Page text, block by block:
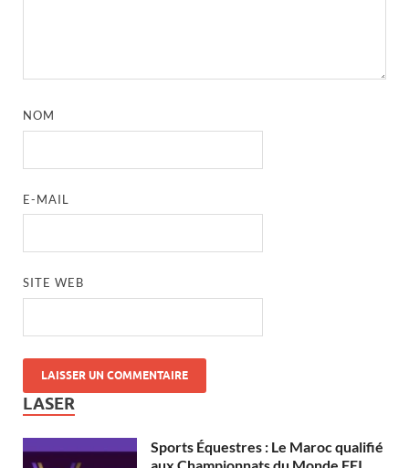
NOM
E-MAIL
SITE WEB
LASER
Sports Équestres : Le Maroc qualifié
aux Championnats du Monde FEI